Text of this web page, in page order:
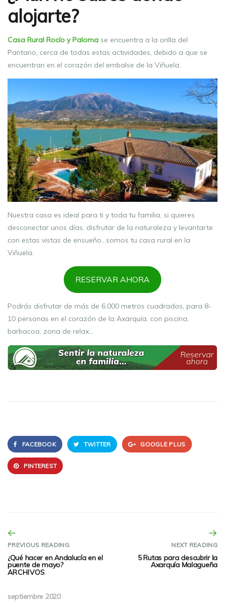
alojarte?
Casa Rural Rocío y Paloma se encuentra a la orilla del
Pantano, cerca de todas estas actividades, debido a que se
encuentran en el corazón del embalse de la Viñuela.
Nuestra casa es ideal para ti y toda tu familia, si quieres
desconectar unos días, disfrutar de la naturaleza y levantarte
con estas vistas de ensueño…somos tu casa rural en la
Viñuela.
RESERVAR AHORA
Podrás disfrutar de más de 6.000 metros cuadrados, para 8-
10 personas en el corazón de la Axarquía, con piscina,
barbacoa, zona de relax…
FACEBOOK TWITTER GOOGLE PLUS
PINTEREST
PREVIOUS READING
¿Qué hacer en Andalucía en el
puente de mayo?
NEXT READING
5 Rutas para descubrir la
Axarquía Malagueña
ARCHIVOS
septiembre 2020